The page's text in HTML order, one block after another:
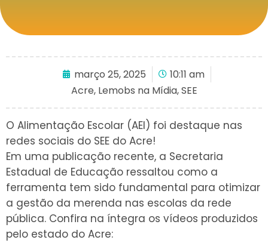
março 25, 2025
10:11 am
Acre, Lemobs na Mídia,SEE
O Alimentação Escolar (AEI) foi destaque nas
redes sociais do SEE do Acre!
Em uma publicação recente, a Secretaria
Estadual de Educação ressaltou como a
ferramenta tem sido fundamental para otimizar
a gestão da merenda nas escolas da rede
pública. Confira na íntegra os vídeos produzidos
pelo estado do Acre: